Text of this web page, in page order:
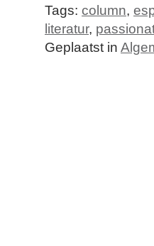
Tags: column,
literatur,
Geplaatst in